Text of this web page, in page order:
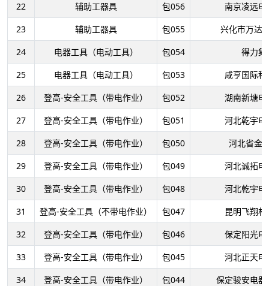
22
辅助工器具 包056
南京凌远
23
辅助工器具 包055
兴化市万达
24
电器工具（电动工具） 包054
得力集
25
电器工具（电动工具） 包053
咸亨国际
26
登高-安全工具（带电作业） 包052
湖南新塘
27
登高-安全工具（带电作业） 包051
河北乾宇
28
登高-安全工具（带电作业） 包050
河北省金
29
登高-安全工具（带电作业） 包049
河北诚拓
30
登高-安全工具（带电作业） 包048
河北乾宇
31
登高-安全工具（不带电作业） 包047
昆明飞翔
32
登高-安全工具（带电作业） 包046
保定阳光
33
登高-安全工具（带电作业） 包045
河北正天
34
登高-安全工具（带电作业） 包044
保定骏安电